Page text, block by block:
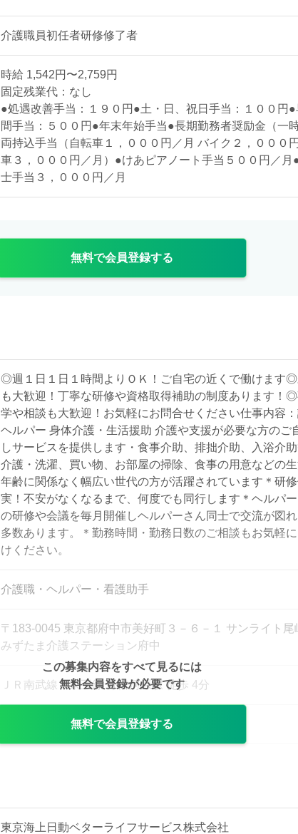
介護職員初任者研修修了者
時給 1,542円〜2,759円
固定残業代：なし
●処遇改善手当：１９０円●土・日、祝日手当：１００円●
間手当：５００円●年末年始手当●長期勤務者奨励金（一
両持込手当（自転車１，０００円／月 バイク２，０００
車３，０００円／月）●けあピアノート手当５００円／月
士手当３，０００円／月
無料で会員登録する
◎週１日１日１時間よりＯＫ！ご自宅の近くで働けます
も大歓迎！丁寧な研修や資格取得補助の制度あります！
学や相談も大歓迎！お気軽にお問合せください仕事内容
ヘルパー 身体介護・生活援助 介護や支援が必要な方のご
しサービスを提供します・食事介助、排拙介助、入浴介
介護・洗濯、買い物、お部屋の掃除、食事の用意などの生
年齢に関係なく幅広い世代の方が活躍されています＊研
実！不安がなくなるまで、何度でも同行します＊ヘルパ
の研修や会議を毎月開催しヘルパーさん同士で交流が図
多数あります。＊勤務時間・勤務日数のご相談もお気軽
けください。
介護職・ヘルパー・看護助手
〒183-0045 東京都府中市美好町３－６－１ サンライト尾
みずたま介護ステーション府中
ＪＲ南武線・京王線 分倍河原駅 徒歩 4分
この募集内容をすべて見るには
無料会員登録が必要です
無料で会員登録する
東京海上日動ベターライフサービス株式会社